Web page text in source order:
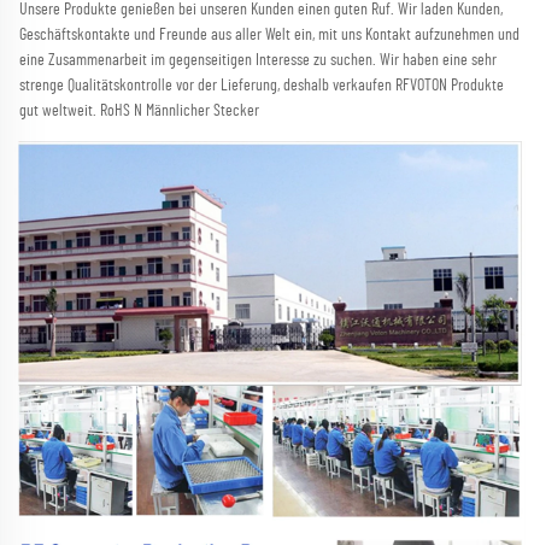
Unsere Produkte genießen bei unseren Kunden einen guten Ruf. Wir laden Kunden,
Geschäftskontakte und Freunde aus aller Welt ein, mit uns Kontakt aufzunehmen und
eine Zusammenarbeit im gegenseitigen Interesse zu suchen. Wir haben eine sehr
strenge Qualitätskontrolle vor der Lieferung, deshalb verkaufen RFVOTON Produkte
gut weltweit. RoHS N Männlicher Stecker